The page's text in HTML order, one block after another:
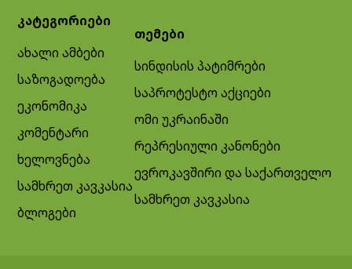
კატეგორიები
ახალი ამბები
საზოგადოება
ეკონომიკა
კომენტარი
ხელოვნება
სამხრეთ კავკასია
ბლოგები
თემები
სინდისის პატიმრები
საპროტესტო აქციები
ომი უკრაინაში
რეპრესიული კანონები
ევროკავშირი და საქართველო
სამხრეთ კავკასია